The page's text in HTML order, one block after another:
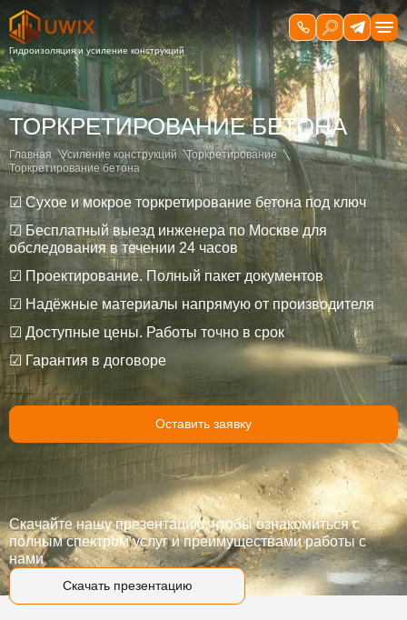
ТОРКРЕТИРОВАНИЕ БЕТОНА
Главная Усиление конструкций
Торкретирование
Торкретирование бетона
☑ Сухое и мокрое торкретирование бетона под ключ
☑ Бесплатный выезд инженера по Москве для
обследования в течении 24 часов
☑ Проектирование. Полный пакет документов
☑ Надёжные материалы напрямую от производителя
☑ Доступные цены. Работы точно в срок
☑ Гарантия в договоре
Оставить заявку
Скачать презентацию
Скачайте нашу презентацию, чтобы ознакомиться с
полным спектром услуг и преимуществами работы с
нами